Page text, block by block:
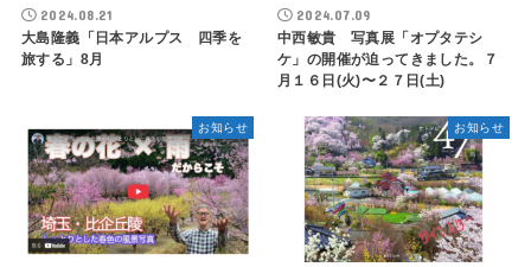
2024.08.21
大島隆義「日本アルプス 四季を
旅する」8月
2024.07.09
中西敏貴 写真展「オプタテシ
ケ」の開催が迫ってきました。７
月１６日(火)〜２７日(土)
お知らせ お知らせ